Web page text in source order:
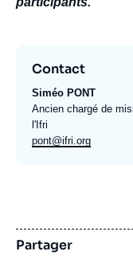
Contact
Siméo PONT
Intitulé
du
poste
Ancien chargé de
l'Ifri
Email
pont@ifri.org
Partager